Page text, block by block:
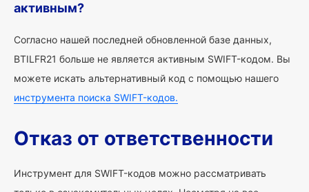
активным?
Согласно нашей последней обновленной базе данных,
BTILFR21 больше не является активным SWIFT-кодом. Вы
можете искать альтернативный код с помощью нашего
инструмента поиска SWIFT-кодов.
Отказ от ответственности
Инструмент для SWIFT-кодов можно рассматривать